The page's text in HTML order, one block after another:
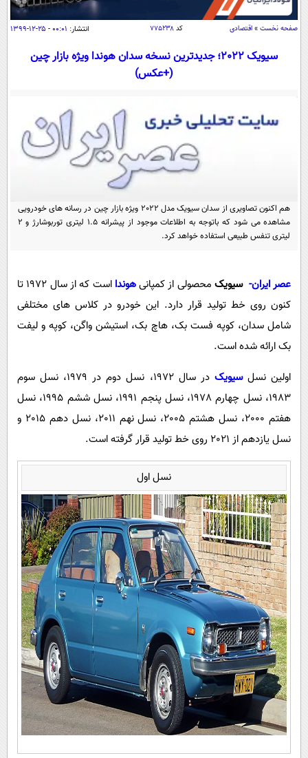
اقتصاد
اقتصادی
خودرو
جامعه
اجتماعی
سلامت
یک برش دانایی
محیط زیست
ورزشی
سیاست خارجی
فرهنگ و هنر
علم و دانش
فناوری و It
اخبار کریپتو
قرآن
سرگرمی
باشگاه مغز
فیلم
اقتصاد
سیاست
محیط زیست
سلامت
فرهنگی
بین الملل
اجتماعی
حیات وحش
سیاست خارجی
عصر ایران 2
داستان کوتاه
پیامک
صفحه نخست » اقتصادی کد۷۷۵۲۳۸ انتشار: ۰۰:۰۱ - ۲۵-۱۲-۱۳۹۹
سیویک 2022؛ جدیدترین نسخه سدان هوندا ویژه بازار چین
(+عکس)
هم اکنون تصاویری از سدان سیویک مدل 2022 ویژه بازار چین در رسانه های خودرویی
مشاهده می شود که باتوجه به اطلاعات موجود از پیشرانه 1.5 لیتری توربوشارژ و 2
لیتری تنفس طبیعی استفاده خواهد کرد.
عصر ایران- سیویکمحصولی از کمپانیهوندا
است که از سال 1972 تا
کنون روی خط تولید قرار دارد. این خودرو در کلاس های مختلفی
شامل سدان، کوپه فست بک، هاچ بک، استیشن واگن، کوپه و لیفت
بک ارائه شده است.
اولین نسلسیویک
در سال 1972، نسل دوم در 1979، نسل سوم
1983، نسل چهارم 1978، نسل پنجم 1991، نسل ششم 1995، نسل
هفتم 2000، نسل هشتم 2005، نسل نهم 2011، نسل دهم 2015 و
نسل یازدهم از 2021 روی خط تولید قرار گرفته است.
نسل اول